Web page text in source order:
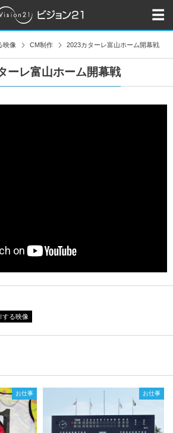
映像 CM制作 2023カターレ富山ホーム開幕戦
ーレ富山ホーム開幕戦
する映像
お仕事 お仕事